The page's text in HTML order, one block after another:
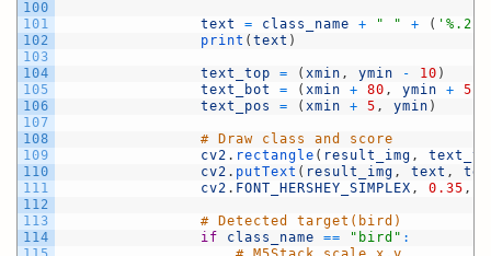
100
101
102
103
104
105
106
107
108
109
110
111
112
113
114
text = class_name + " " + ( '%.2f'
print ( text )
text_top = ( xmin , ymin - 10 )
text_bot
= ( xmin + 80 , ymin + 5
text_pos
= ( xmin + 5 , ymin )
# Draw class and score
cv2 . rectangle ( result_img ,
cv2 . putText ( result_img , text ,
cv2 . FONT_HERSHEY_SIMPLEX , 0.35 ,
# Detected target(bird)
if
class_name == "bird" :